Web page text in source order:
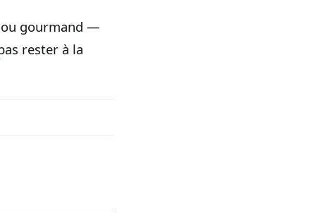
ou gourmand —
rester à la